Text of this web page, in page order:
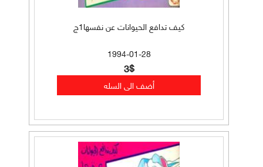
كيف تدافع الحيوانات عن نفسها1ج
1994-01-28
3$